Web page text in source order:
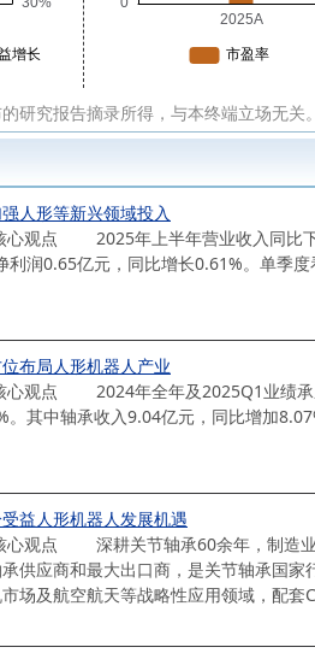
研究报告摘录所得，与本终端立场无
人形等新兴领域投入
2025年上半年营业收入同比下滑
利润0.65亿元，同比增长0.61%。单季
布局人形机器人产业
2024年全年及2025Q1业绩承压，
其中轴承收入9.04亿元，同比增加
益人形机器人发展机遇
深耕关节轴承60余年，制造业单
供应商和最大出口商，是关节轴承国
场及航空航天等战略性应用领域，配套